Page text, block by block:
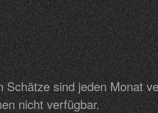
sind jeden Monat
nicht verfügbar.